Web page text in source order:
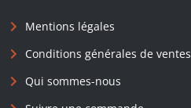
Mentions légales
Conditions générales de ventes
Qui sommes-nous